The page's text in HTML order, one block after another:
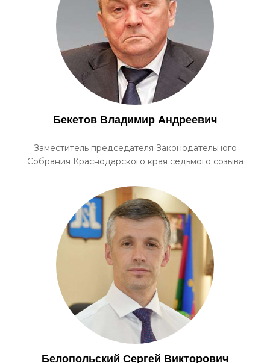
Бекетов Владимир Андреевич
Заместитель председателя Законодательного
Собрания Краснодарского края седьмого созыва
Белопольский Сергей Викторович